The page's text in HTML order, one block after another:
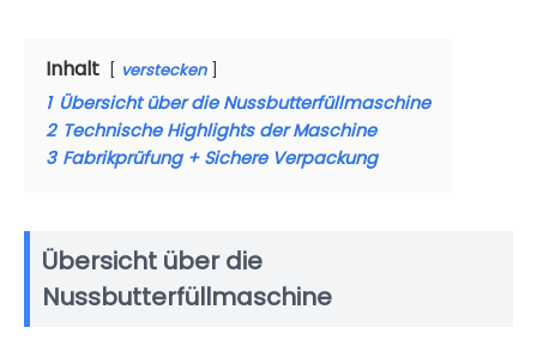
Inhalt verstecken
1 Übersicht über die Nussbutterfüllmaschine
2 Technische Highlights der Maschine
3 Fabrikprüfung + Sichere Verpackung
Übersicht über die
Nussbutterfüllmaschine